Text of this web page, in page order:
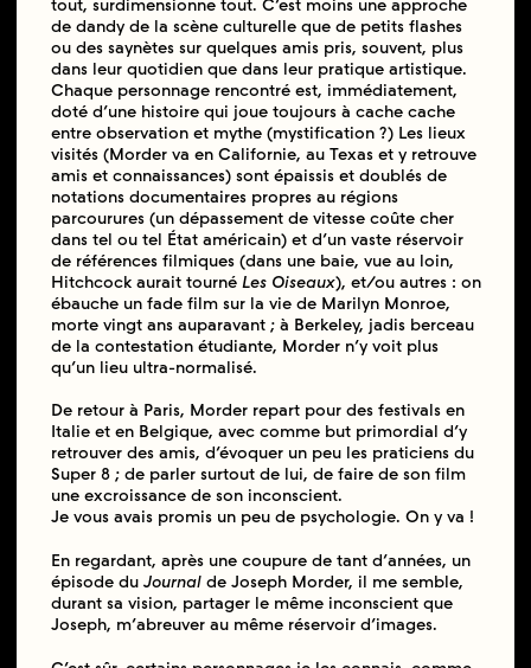
tout, surdimensionne tout. C’est moins une approche
de dandy de la scène culturelle que de petits flashes
ou des saynètes sur quelques amis pris, souvent, plus
dans leur quotidien que dans leur pratique artistique.
Chaque personnage rencontré est, immédiatement,
doté d’une histoire qui joue toujours à cache cache
entre observation et mythe (mystification ?) Les lieux
visités (Morder va en Californie, au Texas et y retrouve
amis et connaissances) sont épaissis et doublés de
notations documentaires propres au régions
parcourures (un dépassement de vitesse coûte cher
dans tel ou tel État américain) et d’un vaste réservoir
de références filmiques (dans une baie, vue au loin,
Hitchcock aurait tourné Les Oiseaux), et/ou autres : on
ébauche un fade film sur la vie de Marilyn Monroe,
morte vingt ans auparavant ; à Berkeley, jadis berceau
de la contestation étudiante, Morder n’y voit plus
qu’un lieu ultra-normalisé.
De retour à Paris, Morder repart pour des festivals en
Italie et en Belgique, avec comme but primordial d’y
retrouver des amis, d’évoquer un peu les praticiens du
Super 8 ; de parler surtout de lui, de faire de son film
une excroissance de son inconscient.
Je vous avais promis un peu de psychologie. On y va !
En regardant, après une coupure de tant d’années, un
épisode du Journal de Joseph Morder, il me semble,
durant sa vision, partager le même inconscient que
Joseph, m’abreuver au même réservoir d’images.